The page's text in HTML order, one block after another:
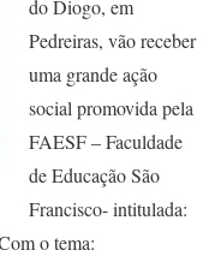
do Diogo, em
Pedreiras, vão receber
uma grande ação
social promovida pela
FAESF – Faculdade
de Educação São
Francisco- intitulada:
o tema: